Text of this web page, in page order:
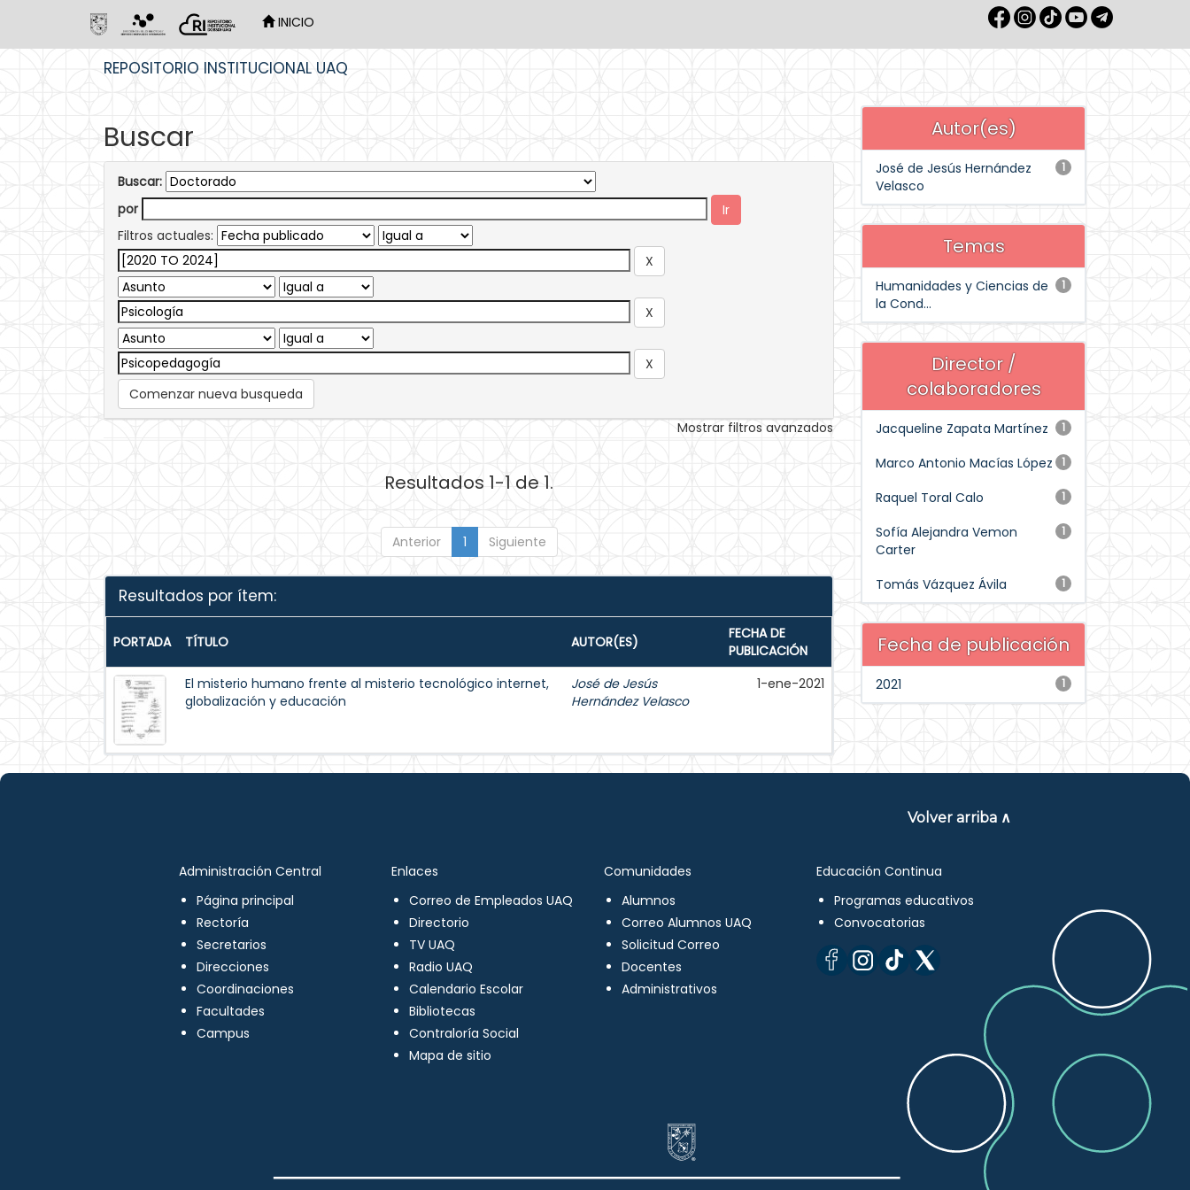
INICIO
REPOSITORIO INSTITUCIONAL UAQ
Buscar
Buscar:
por
Filtros actuales:
Comenzar nueva busqueda
Mostrar filtros avanzados
Resultados 1-1 de 1.
Anterior 1 Siguiente
Resultados por ítem:
PORTADA TÍTULO AUTOR(ES)
FECHA DE
PUBLICACIÓN
El misterio humano frente al misterio tecnológico internet,
globalización y educación
José de Jesús
Hernández Velasco
1-ene-2021
Autor(es)
1
José de Jesús Hernández
Velasco
Temas
1
Humanidades y Ciencias de
la Cond...
Director /
colaboradores
1
Jacqueline Zapata Martínez
1
Marco Antonio Macías López
1
Raquel Toral Calo
1
Sofía Alejandra Vemon
Carter
1
Tomás Vázquez Ávila
Fecha de publicación
1
2021
Volver arriba ∧
Administración Central
Página principal
Rectoría
Secretarios
Direcciones
Coordinaciones
Facultades
Campus
Enlaces
Correo de Empleados UAQ
Directorio
TV UAQ
Radio UAQ
Calendario Escolar
Bibliotecas
Contraloría Social
Mapa de sitio
Comunidades
Alumnos
Correo Alumnos UAQ
Solicitud Correo
Docentes
Administrativos
Educación Continua
Programas educativos
Convocatorias